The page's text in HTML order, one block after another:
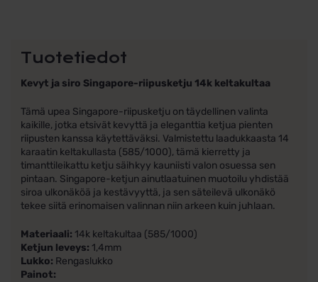
Tuotetiedot
Kevyt ja siro Singapore-riipusketju 14k keltakultaa
Tämä upea Singapore-riipusketju on täydellinen valinta
kaikille, jotka etsivät kevyttä ja eleganttia ketjua pienten
riipusten kanssa käytettäväksi. Valmistettu laadukkaasta 14
karaatin keltakullasta (585/1000), tämä kierretty ja
timanttileikattu ketju säihkyy kauniisti valon osuessa sen
pintaan. Singapore-ketjun ainutlaatuinen muotoilu yhdistää
siroa ulkonäköä ja kestävyyttä, ja sen säteilevä ulkonäkö
tekee siitä erinomaisen valinnan niin arkeen kuin juhlaan.
Materiaali: 14k keltakultaa (585/1000)
Ketjun leveys: 1,4mm
Lukko: Rengaslukko
Painot: